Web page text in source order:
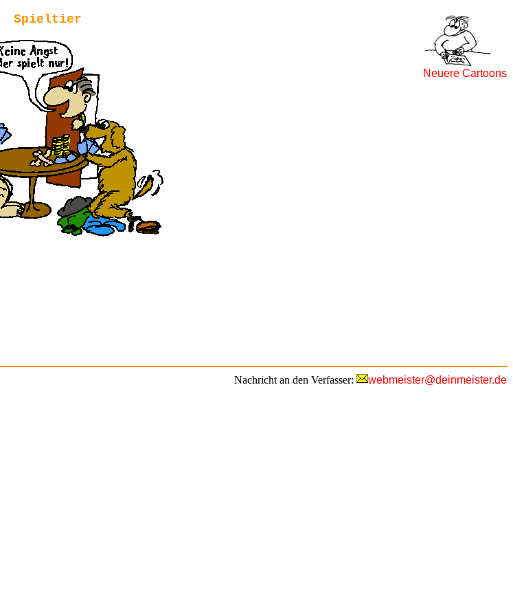
Neuere Cartoons
Spieltier
Nachricht an den Verfasser: webmeister@deinmeister.de